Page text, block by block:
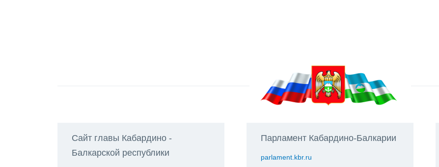
Сайт главы Кабардино -
Балкарской республики
Парламент Кабардино-Балкарии
parlament.kbr.ru